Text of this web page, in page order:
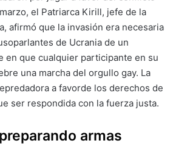
el Patriarca Kirill, jefe de la
afirmó que la invasión era necesaria
de Ucrania de un
en que cualquier participante en su
una marcha del orgullo gay. La
a favorde los derechos de
ser respondida con la fuerza justa.
armas